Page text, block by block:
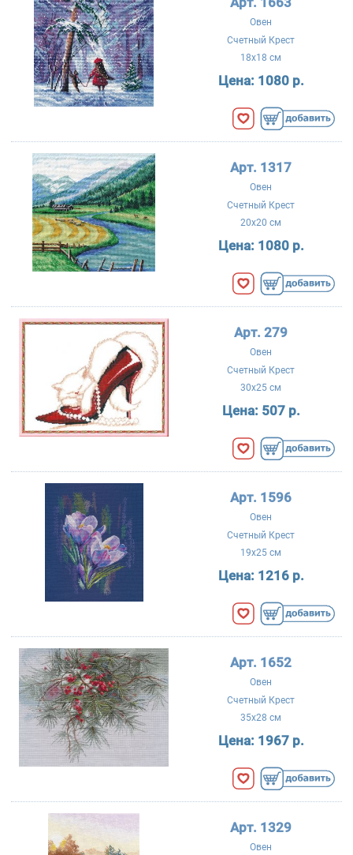
Овен
Счетный Крест
18x18 см
Цена: 1080 р.
Арт. 1317
Овен
Счетный Крест
20x20 см
Цена: 1080 р.
Арт. 279
Овен
Счетный Крест
30x25 см
Цена: 507 р.
Арт. 1596
Овен
Счетный Крест
19x25 см
Цена: 1216 р.
Арт. 1652
Овен
Счетный Крест
35x28 см
Цена: 1967 р.
Арт. 1329
Овен